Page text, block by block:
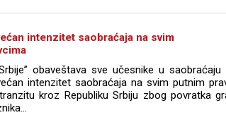
intenzitet saobraćaja na svim
obaveštava sve učesnike u saobraćaju
intenzitet saobraćaja na svim putnim
kroz Republiku Srbiju zbog povratka